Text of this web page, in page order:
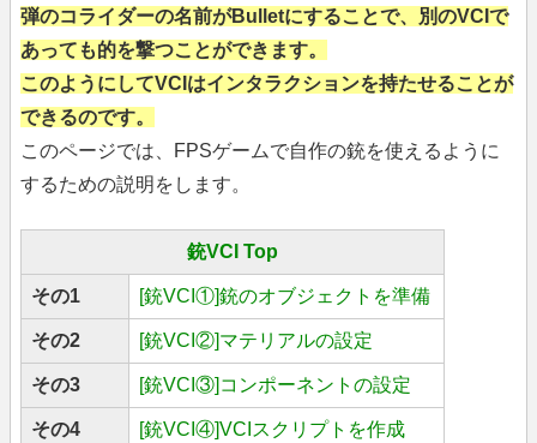
弾のコライダーの名前がBulletにすることで、別のVCIで
あっても的を撃つことができます。
このようにしてVCIはインタラクションを持たせることが
できるのです。
このページでは、FPSゲームで自作の銃を使えるように
するための説明をします。
銃VCI Top
その1 [銃VCI①]銃のオブジェクトを準備
その2 [銃VCI②]マテリアルの設定
その3 [銃VCI③]コンポーネントの設定
その4 [銃VCI④]VCIスクリプトを作成